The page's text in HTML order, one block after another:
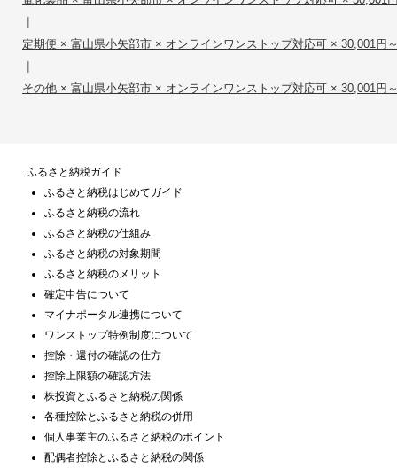
|
定期便 × 富山県小矢部市 × オンラインワンストップ対応可 × 30,001円
|
その他 × 富山県小矢部市 × オンラインワンストップ対応可 × 30,001円
ふるさと納税ガイド
ふるさと納税はじめてガイド
ふるさと納税の流れ
ふるさと納税の仕組み
ふるさと納税の対象期間
ふるさと納税のメリット
確定申告について
マイナポータル連携について
ワンストップ特例制度について
控除・還付の確認の仕方
控除上限額の確認方法
株投資とふるさと納税の関係
各種控除とふるさと納税の併用
個人事業主のふるさと納税のポイント
配偶者控除とふるさと納税の関係